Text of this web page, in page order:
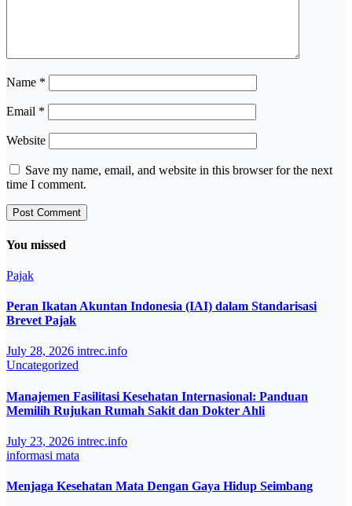
Name *
Email *
Website
Save my name, email, and website in this browser for the next
time I comment.
You missed
Pajak
Peran Ikatan Akuntan Indonesia (IAI) dalam Standarisasi
Brevet Pajak
July 28, 2026 intrec.info
Uncategorized
Manajemen Fasilitasi Kesehatan Internasional: Panduan
Memilih Rujukan Rumah Sakit dan Dokter Ahli
July 23, 2026 intrec.info
informasi mata
Menjaga Kesehatan Mata Dengan Gaya Hidup Seimbang